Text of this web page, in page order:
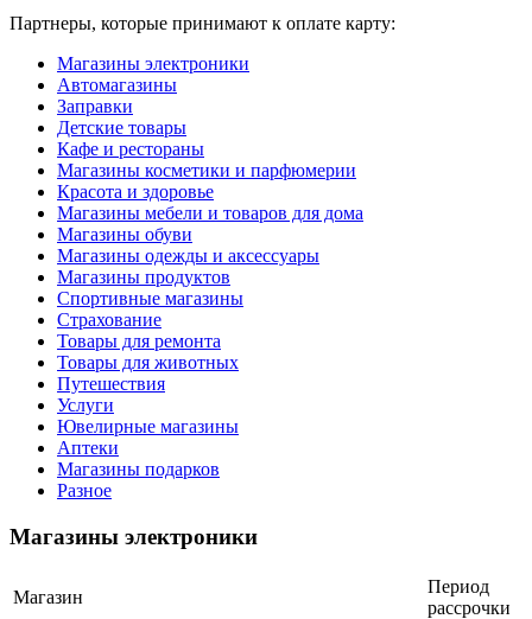
Партнеры, которые принимают к оплате карту:
Магазины электроники
Автомагазины
Заправки
Детские товары
Кафе и рестораны
Магазины косметики и парфюмерии
Красота и здоровье
Магазины мебели и товаров для дома
Магазины обуви
Магазины одежды и аксессуары
Магазины продуктов
Спортивные магазины
Страхование
Товары для ремонта
Товары для животных
Путешествия
Услуги
Ювелирные магазины
Аптеки
Магазины подарков
Разное
Магазины электроники
Магазин
Период
рассрочки